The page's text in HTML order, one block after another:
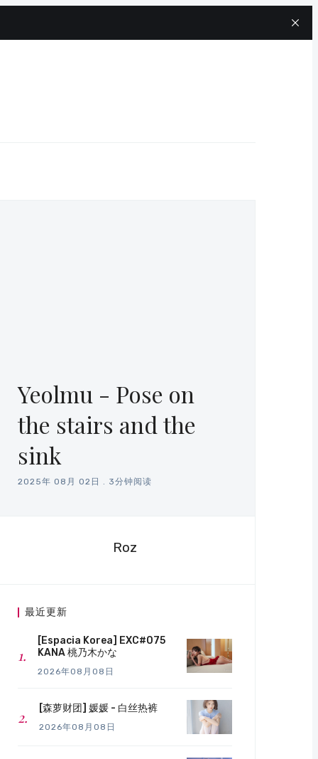
Yeolmu - Pose on
the stairs and the
sink
2025年 08月 02日 . 3分钟阅读
Roz
最近更新
[Espacia Korea] EXC#075
KANA 桃乃木かな
2026年08月08日
[森萝财团] 媛媛 - 白丝热裤
2026年08月08日